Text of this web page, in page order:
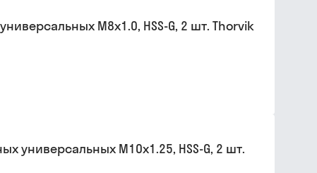
М8х1.0, HSS-G, 2 шт. Thorvik
универсальных М10х1.25, HSS-G, 2 шт.